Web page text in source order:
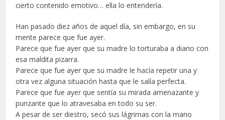
cierto contenido emotivo… ella lo entendería.
Han pasado diez años de aquel día, sin embargo, en su
mente parece que fue ayer.
Parece que fue ayer que su madre lo torturaba a diario con
esa maldita pizarra.
Parece que fue ayer que su madre le hacía repetir una y
otra vez alguna situación hasta que le salía perfecta.
Parece que fue ayer que sentía su mirada amenazante y
punzante que lo atravesaba en todo su ser.
A pesar de ser diestro, secó sus lágrimas con la mano